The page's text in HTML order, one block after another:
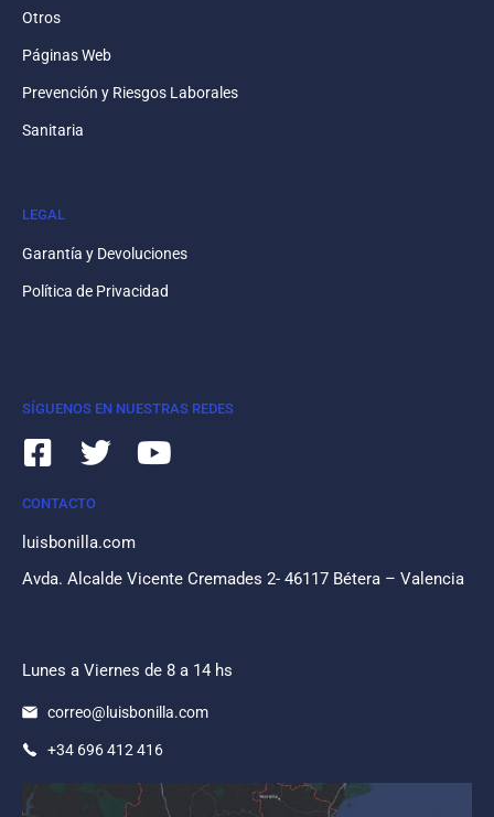
Otros
Páginas Web
Prevención y Riesgos Laborales
Sanitaria
LEGAL
Garantía y Devoluciones
Política de Privacidad
SÍGUENOS EN NUESTRAS REDES
CONTACTO
luisbonilla.com
Avda. Alcalde Vicente Cremades 2- 46117 Bétera – Valencia
Lunes a Viernes de 8 a 14 hs
correo@luisbonilla.com
+34 696 412 416